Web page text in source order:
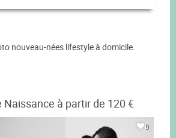
nouveau-nées lifestyle à domicile.
Naissance à partir de 120 €
0